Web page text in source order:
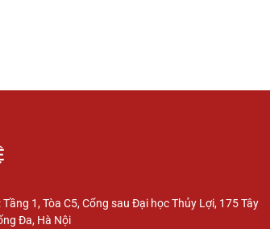
Tầng 1, Tòa C5, Cổng sau Đại học Thủy Lợi, 175 Tây
Đa, Hà Nội